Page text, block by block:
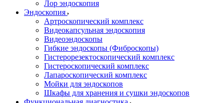
Лор эндоскопия
Эндоскопия
Артроскопический комплекс
Видеокапсульная эндоскопия
Видеоэндоскопы
Гибкие эндоскопы (Фиброcкопы)
Гистерорезектоскопический комплекс
Гистероскопический комплекс
Лапароскопический комплекс
Мойки для эндоскопов
Шкафы для хранения и сушки эндоскопов